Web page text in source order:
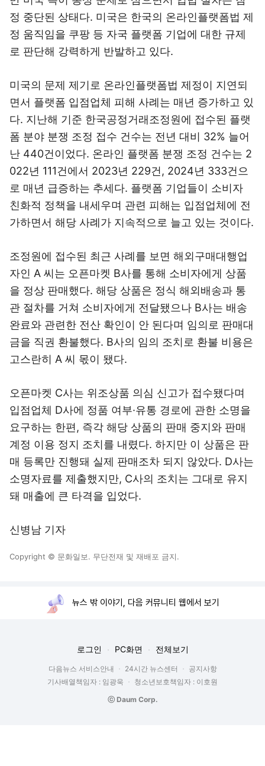
정 중단된 상태다. 미국은 한국의 온라인플랫폼법 제
정 움직임을 쿠팡 등 자국 플랫폼 기업에 대한 규제
로 판단해 강력하게 반발하고 있다.
미국의 문제 제기로 온라인플랫폼법 제정이 지연되
면서 플랫폼 입점업체 피해 사례는 매년 증가하고 있
다. 지난해 기준 한국공정거래조정원에 접수된 플랫
폼 분야 분쟁 조정 접수 건수는 전년 대비 32% 늘어
난 440건이었다. 온라인 플랫폼 분쟁 조정 건수는 2
022년 111건에서 2023년 229건, 2024년 333건으
로 매년 급증하는 추세다. 플랫폼 기업들이 소비자
친화적 정책을 내세우며 관련 피해는 입점업체에 전
가하면서 해당 사례가 지속적으로 늘고 있는 것이다.
조정원에 접수된 최근 사례를 보면 해외구매대행업
자인 A 씨는 오픈마켓 B사를 통해 소비자에게 상품
을 정상 판매했다. 해당 상품은 정식 해외배송과 통
관 절차를 거쳐 소비자에게 전달됐으나 B사는 배송
완료와 관련한 전산 확인이 안 된다며 임의로 판매대
금을 직권 환불했다. B사의 임의 조치로 환불 비용은
고스란히 A 씨 몫이 됐다.
오픈마켓 C사는 위조상품 의심 신고가 접수됐다며
입점업체 D사에 정품 여부·유통 경로에 관한 소명을
요구하는 한편, 즉각 해당 상품의 판매 중지와 판매
계정 이용 정지 조치를 내렸다. 하지만 이 상품은 판
매 등록만 진행돼 실제 판매조차 되지 않았다. D사는
소명자료를 제출했지만, C사의 조치는 그대로 유지
돼 매출에 큰 타격을 입었다.
신병남 기자
Copyright © 문화일보. 무단전재 및 재배포 금지.
뉴스 밖 이야기, 다음 커뮤니티 웹에서 보기
로그인 PC화면 전체보기
다음뉴스 서비스안내 24시간 뉴스센터
공지사항
기사배열책임자 : 임광욱
청소년보호책임자 : 이호원
ⓒ Daum Corp.